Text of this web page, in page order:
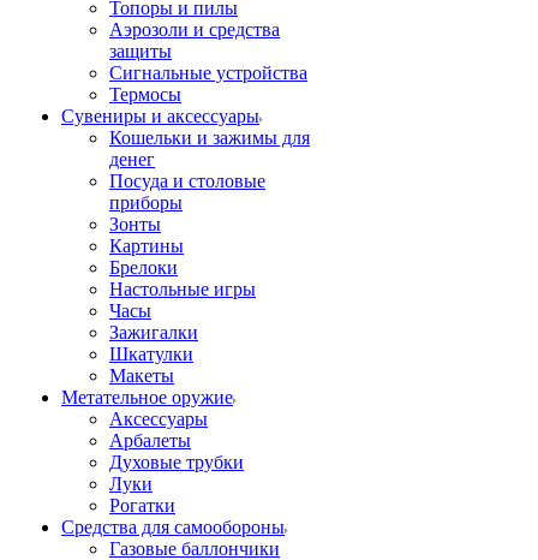
Топоры и пилы
Аэрозоли и средства
защиты
Сигнальные устройства
Термосы
Сувениры и аксессуары
Кошельки и зажимы для
денег
Посуда и столовые
приборы
Зонты
Картины
Брелоки
Настольные игры
Часы
Зажигалки
Шкатулки
Макеты
Метательное оружие
Аксессуары
Арбалеты
Духовые трубки
Луки
Рогатки
Средства для самообороны
Газовые баллончики